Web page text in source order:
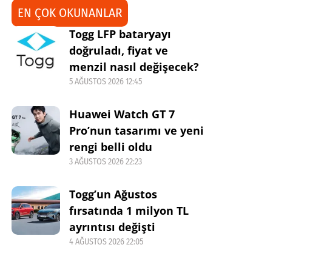
EN ÇOK OKUNANLAR
Togg LFP bataryayı
doğruladı, fiyat ve
menzil nasıl değişecek?
5 AĞUSTOS 2026 12:45
Huawei Watch GT 7
Pro’nun tasarımı ve yeni
rengi belli oldu
3 AĞUSTOS 2026 22:23
Togg’un Ağustos
fırsatında 1 milyon TL
ayrıntısı değişti
4 AĞUSTOS 2026 22:05